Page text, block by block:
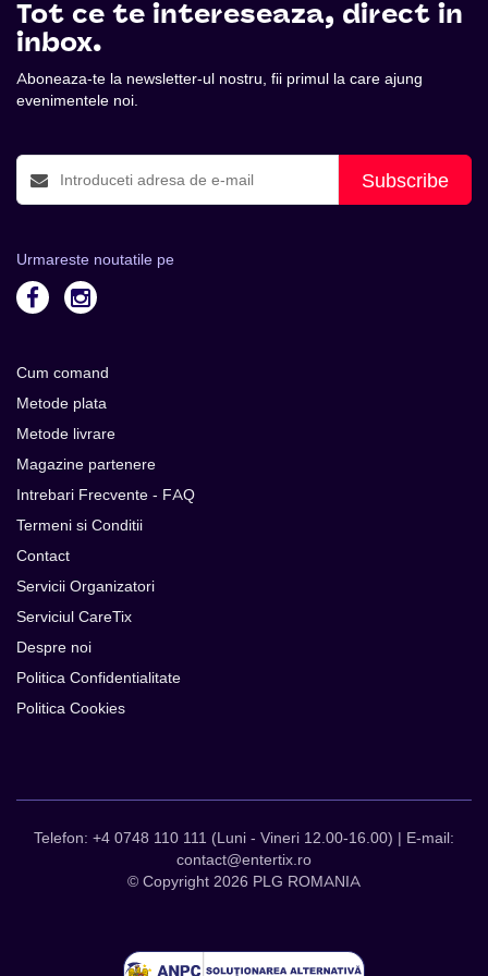
Tot ce te intereseaza, direct in
inbox.
Aboneaza-te la newsletter-ul nostru, fii primul la care ajung
evenimentele noi.
Subscribe
Urmareste noutatile pe
Cum comand
Metode plata
Metode livrare
Magazine partenere
Intrebari Frecvente - FAQ
Termeni si Conditii
Contact
Servicii Organizatori
Serviciul CareTix
Despre noi
Politica Confidentialitate
Politica Cookies
Telefon: +4 0748 110 111 (Luni - Vineri 12.00-16.00) | E-mail:
contact@entertix.ro
© Copyright 2026 PLG ROMANIA